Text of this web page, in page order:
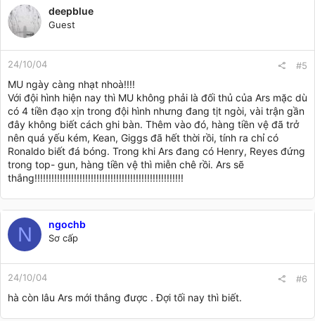
deepblue
Guest
24/10/04 #5
MU ngày càng nhạt nhoà!!!!
Với đội hình hiện nay thì MU không phải là đối thủ của Ars mặc dù
có 4 tiền đạo xịn trong đội hình nhưng đang tịt ngòi, vài trận gần
đây không biết cách ghi bàn. Thêm vào đó, hàng tiền vệ đã trở
nên quá yếu kém, Kean, Giggs đã hết thời rồi, tính ra chỉ có
Ronaldo biết đá bóng. Trong khi Ars đang có Henry, Reyes đứng
trong top- gun, hàng tiền vệ thì miễn chê rồi. Ars sẽ
thắng!!!!!!!!!!!!!!!!!!!!!!!!!!!!!!!!!!!!!!!!!!!!!!!!!!!!!
N ngochb
Sơ cấp
24/10/04 #6
hà còn lâu Ars mới thắng được . Đợi tối nay thì biết.